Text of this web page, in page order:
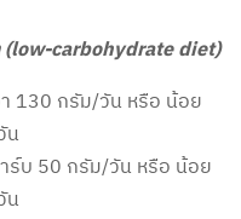
(low-carbohydrate diet)
130 กรัม/วัน หรือ น้อย
น
ร์บ 50 กรัม/วัน หรือ น้อย
น